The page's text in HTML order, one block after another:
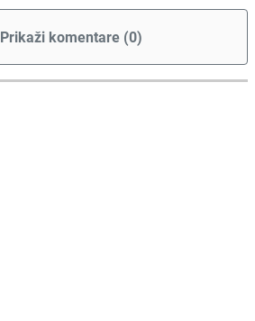
Prikaži komentare (0)